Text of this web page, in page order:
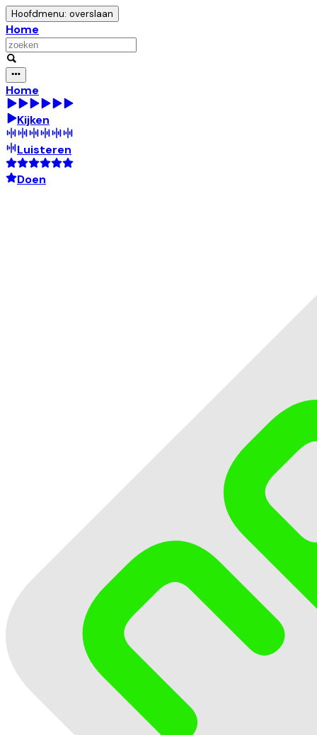
Hoofdmenu: overslaan
Home
Home
Kijken
Luisteren
Doen